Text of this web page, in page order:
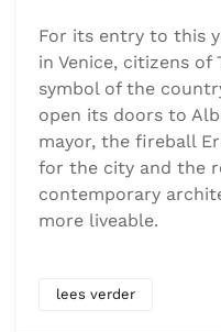
For its entry to this
in Venice, citizens
symbol of the
open its doors to
mayor, the fireball
for the city and the
contemporary
more liveable.
lees verder